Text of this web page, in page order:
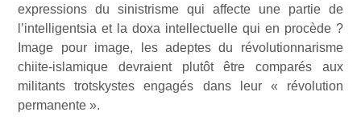
expressions du sinistrisme qui affecte une partie de
l’intelligentsia et la doxa intellectuelle qui en procède ?
Image pour image, les adeptes du révolutionnarisme
chiite-islamique devraient plutôt être comparés aux
militants trotskystes engagés dans leur « révolution
permanente ».